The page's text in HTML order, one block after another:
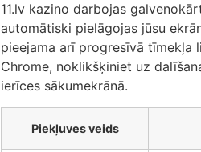
11.lv kazino darbojas
automātiski pielāgojas jūsu
pieejama arī progresīvā tīmekļa
Chrome, noklikšķiniet uz
ierīces sākumekrānā.
Piekļuves veids